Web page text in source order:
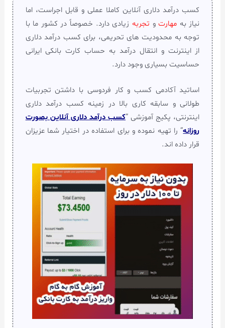
کسب درآمد دلاری آنلاین کاملا عملی و قابل اجراست، اما
نیاز به مهارتو تجربه زیادی دارد. خصوصاً در کشور ما با
توجه به محدودیت های تحریمی، برای کسب درآمد دلاری
از اینترنت و انتقال درآمد به حساب کارت بانکی ایرانی
حساسیت بسیاری وجود دارد.
اساتید آکادمی کسب و کار فردوسی با داشتن تجربیات
طولانی و سابقه کاری بالا در زمینه کسب درآمد دلاری
اینترنتی، پکیج آموزشی ”کسب درآمد دلاری آنلاین بصورت
روزانه“ را تهیه نموده و برای استفاده در اختیار شما عزیزان
قرار داده اند.